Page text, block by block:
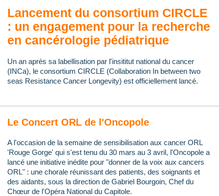
Lancement du consortium CIRCLE
: un engagement pour la recherche
en cancérologie pédiatrique
Un an après sa labellisation par l'insititut national du cancer
(INCa), le consortium CIRCLE (Collaboration In between two
seas Resistance Cancer Longevity) est officiellement lancé.
Le Concert ORL de l'Oncopole
A l'occasion de la semaine de sensibilisation aux cancer ORL
'Rouge Gorge' qui s'est tenu du 30 mars au 3 avril, l'Oncopole a
lancé une initiative inédite pour "donner de la voix aux cancers
ORL" : une chorale réunissant des patients, des soignants et
des aidants, sous la direction de Gabriel Bourgoin, Chef du
Chœur de l'Opéra National du Capitole.